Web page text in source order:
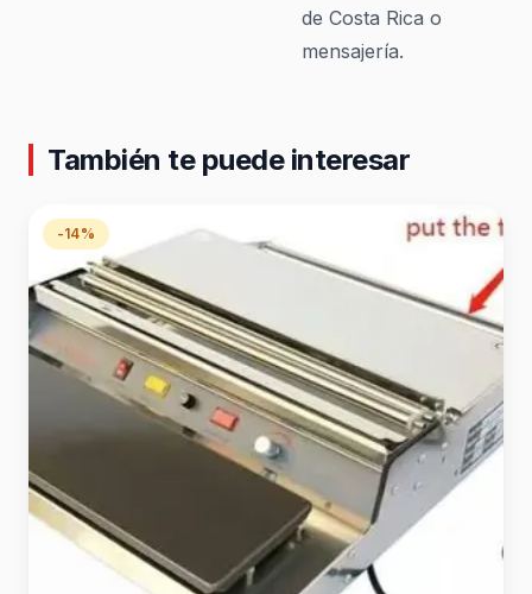
de Costa Rica o
mensajería.
También te puede interesar
-14%